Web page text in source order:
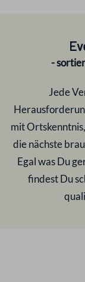
-
Jede
mit
die nächste
Egal was Du
findest Du